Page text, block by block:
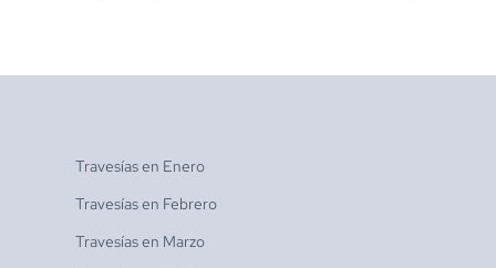
Travesías en Enero
Travesías en Febrero
Travesías en Marzo